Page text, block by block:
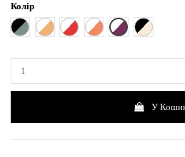
Колір
Чорно-сірийБілий з бежевим
Білий з червоним
Білий з персиковим
Білий зЧорний з
У